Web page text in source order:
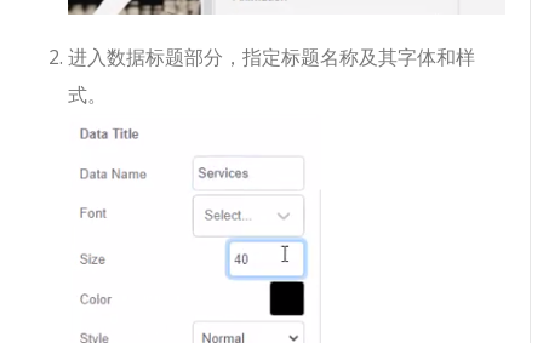
进入数据标题部分，指定标题名称及其字体和样
式。